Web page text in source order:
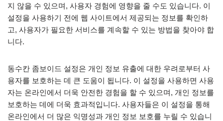
지 않을 수 있으며, 사용자 경험에 영향을 줄 수도 있습니다. 이
설정을 사용하기 전에 웹 사이트에서 제공되는 정보를 확인하
고, 사용자가 필요한 서비스를 계속할 수 있는 방법을 찾아야 합
니다.
동수칸 좀보이드 설정은 개인 정보 유출에 대한 우려로부터 사
용자를 보호하는 데 큰 도움이 됩니다. 이 설정을 사용하면 사용
자는 온라인에서 더욱 안전한 경험을 할 수 있으며, 개인 정보를
보호하는 데에 더욱 효과적입니다. 사용자들은 이 설정을 통해
온라인에서 더 많은 익명성과 개인 정보 보호를 누릴 수 있습니